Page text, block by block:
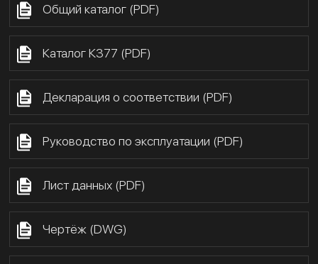
Общий каталог (PDF)
Каталог К377 (PDF)
Декларация о соответствии (PDF)
Руководство по эксплуатации (PDF)
Лист данных (PDF)
Чертёж (DWG)